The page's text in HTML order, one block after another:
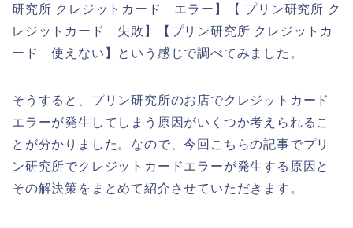
研究所 クレジットカード エラー】【 プリン研究所 ク
レジットカード 失敗】【プリン研究所 クレジットカ
ード 使えない】という感じで調べてみました。
そうすると、プリン研究所のお店でクレジットカード
エラーが発生してしまう原因がいくつか考えられるこ
とが分かりました。なので、今回こちらの記事でプリ
ン研究所でクレジットカードエラーが発生する原因と
その解決策をまとめて紹介させていただきます。